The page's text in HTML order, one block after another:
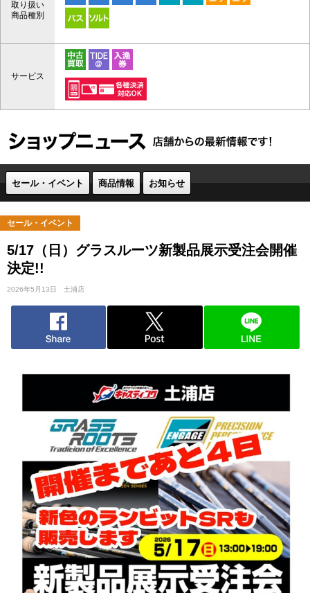
取り扱い
商品種別
サービス
セール・イベント 商品情報 お知らせ
セール・イベント
5/17（日）グラスルーツ新製品展示受注会開催
決定!!
2026年5月13日 土浦店